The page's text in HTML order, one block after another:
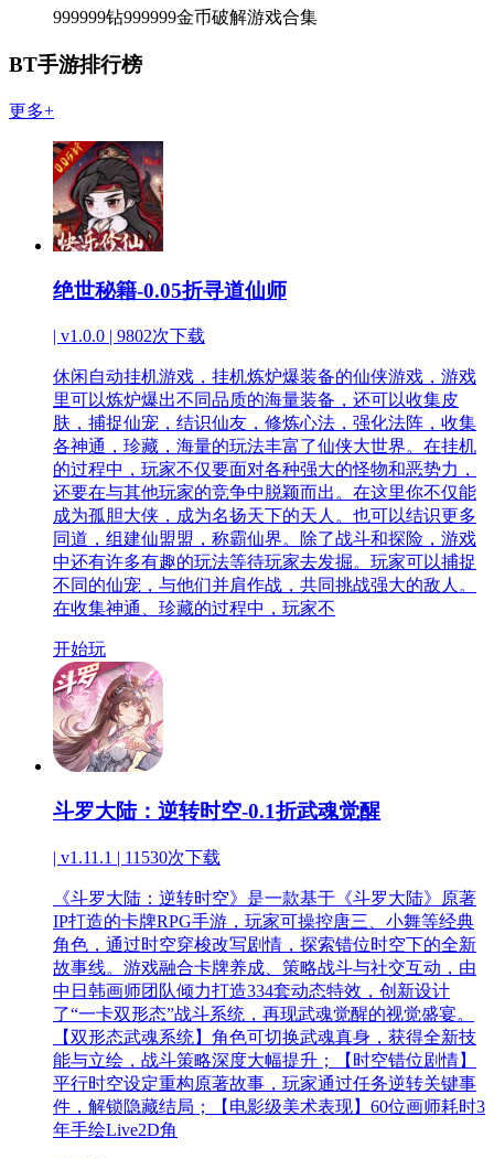
999999钻999999金币破解游戏合集
BT手游排行榜
更多+
绝世秘籍-0.05折寻道仙师
| v1.0.0 | 9802次下载
休闲自动挂机游戏，挂机炼炉爆装备的仙侠游戏，游戏
里可以炼炉爆出不同品质的海量装备，还可以收集皮
肤，捕捉仙宠，结识仙友，修炼心法，强化法阵，收集
各神通，珍藏，海量的玩法丰富了仙侠大世界。在挂机
的过程中，玩家不仅要面对各种强大的怪物和恶势力，
还要在与其他玩家的竞争中脱颖而出。在这里你不仅能
成为孤胆大侠，成为名扬天下的天人。也可以结识更多
同道，组建仙盟盟，称霸仙界。除了战斗和探险，游戏
中还有许多有趣的玩法等待玩家去发掘。玩家可以捕捉
不同的仙宠，与他们并肩作战，共同挑战强大的敌人。
在收集神通、珍藏的过程中，玩家不
开始玩
斗罗大陆：逆转时空-0.1折武魂觉醒
| v1.11.1 | 11530次下载
《斗罗大陆：逆转时空》是一款基于《斗罗大陆》原著
IP打造的卡牌RPG手游，玩家可操控唐三、小舞等经典
角色，通过时空穿梭改写剧情，探索错位时空下的全新
故事线。游戏融合卡牌养成、策略战斗与社交互动，由
中日韩画师团队倾力打造334套动态特效，创新设计
了“一卡双形态”战斗系统，再现武魂觉醒的视觉盛宴。
【双形态武魂系统】角色可切换武魂真身，获得全新技
能与立绘，战斗策略深度大幅提升；【时空错位剧情】
平行时空设定重构原著故事，玩家通过任务逆转关键事
件，解锁隐藏结局；【电影级美术表现】60位画师耗时3
年手绘Live2D角